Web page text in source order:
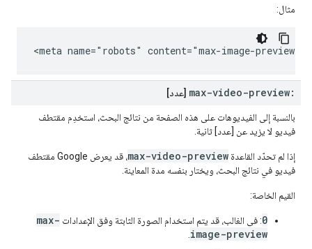
مثال:
<meta name="robots" content="max-image-
max-video-preview: [عدد]
بالنسبة إلى الفيديوهات على هذه الصفحة من نتائج البحث، استخدِم مقتطف
فيديو لا يزيد عن [عدد] ثانية.
إذا لم تحدّد القاعدة max-video-preview
، قد يعرض Google مقتطف
فيديو في نتائج البحث، ويختار بنفسه مدة المعاينة.
القيم الخاصة:
0: في الغالب، قد يتم استخدام الصورة الثابتة وفق الإعدادات max-
image-preview